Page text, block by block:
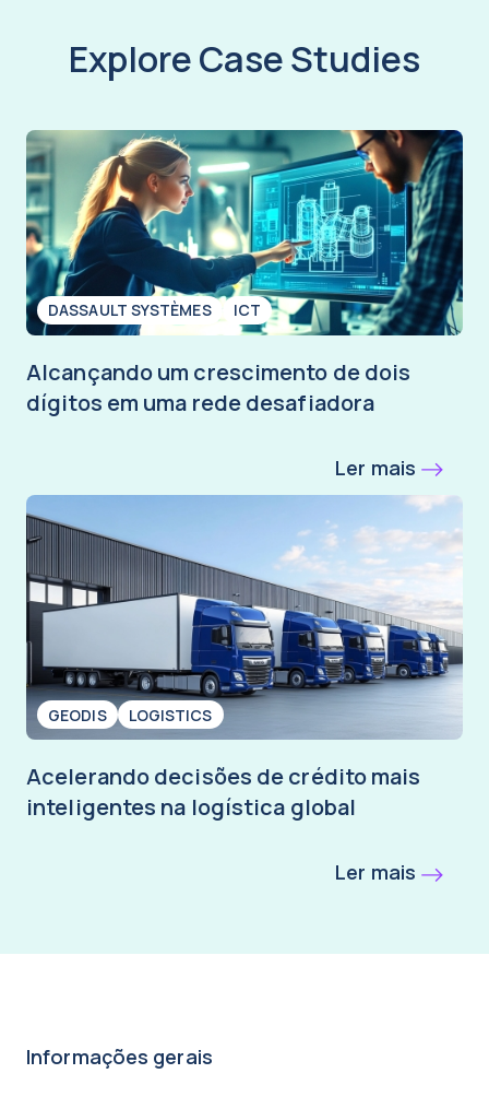
Explore Case Studies
DASSAULT SYSTÈMES ICT
Alcançando um crescimento de dois
dígitos em uma rede desafiadora
Ler mais
GEODIS LOGISTICS
Acelerando decisões de crédito mais
inteligentes na logística global
Ler mais
Informações gerais